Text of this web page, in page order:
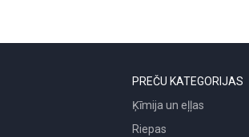
PREČU KATEGORIJAS
Ķīmija un eļļas
Riepas